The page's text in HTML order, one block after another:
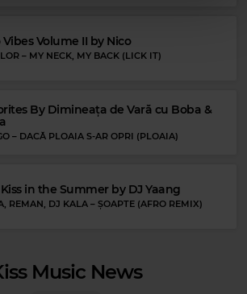
Volume II by Nico
– MY NECK, MY BACK (LICK IT)
By Dimineața de Vară cu Boba &
– DACĂ PLOAIA S-AR OPRI (PLOAIA)
Kiss in the Summer by DJ Yaang
REMAN, DJ KALA – ȘOAPTE (AFRO REMIX)
Music News